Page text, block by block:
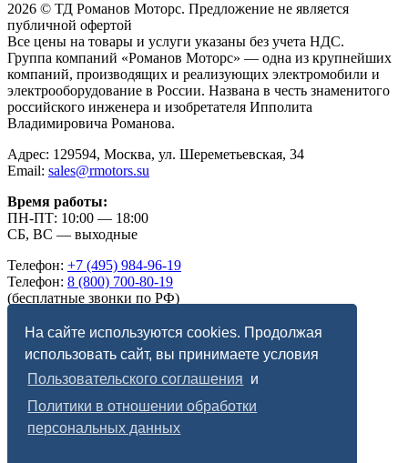
На сайте используются cookies. Продолжая
использовать сайт, вы принимаете условия
Пользовательского соглашения и
Политики в отношении обработки
персональных данных
2026 © ТД Романов Моторс. Предложение не является
публичной офертой
Все цены на товары и услуги указаны без учета НДС.
Группа компаний «Романов Моторс» — одна из крупнейших
компаний, производящих и реализующих электромобили и
электрооборудование в России. Названа в честь знаменитого
российского инженера и изобретателя Ипполита
Владимировича Романова.
Адрес: 129594, Москва, ул. Шереметьевская, 34
Email: sales@rmotors.su
Время работы:
ПН-ПТ: 10:00 — 18:00
СБ, ВС — выходные
Телефон: +7 (495) 984-96-19
Телефон: 8 (800) 700-80-19
(бесплатные звонки по РФ)
Max:romanov_motors
Правовая информация:
Политика в отношении обработки персональных
данных